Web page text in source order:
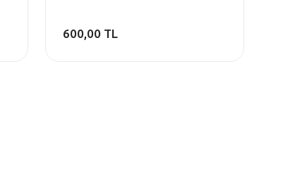
600,00 TL